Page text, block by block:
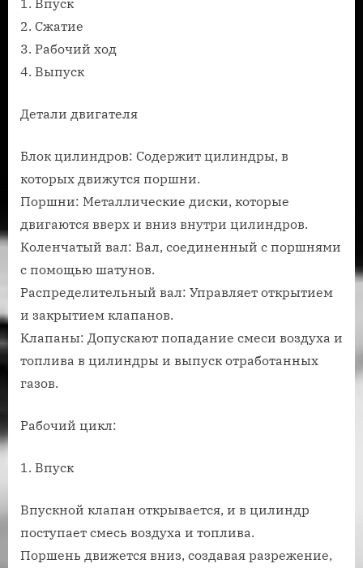
1. Впуск
2. Сжатие
3. Рабочий ход
4. Выпуск
Детали двигателя
Блок цилиндров: Содержит цилиндры, в
которых движутся поршни.
Поршни: Металлические диски, которые
двигаются вверх и вниз внутри цилиндров.
Коленчатый вал: Вал, соединенный с поршнями
с помощью шатунов.
Распределительный вал: Управляет открытием
и закрытием клапанов.
Клапаны: Допускают попадание смеси воздуха и
топлива в цилиндры и выпуск отработанных
газов.
Рабочий цикл:
1. Впуск
Впускной клапан открывается, и в цилиндр
поступает смесь воздуха и топлива.
Поршень движется вниз, создавая разрежение,